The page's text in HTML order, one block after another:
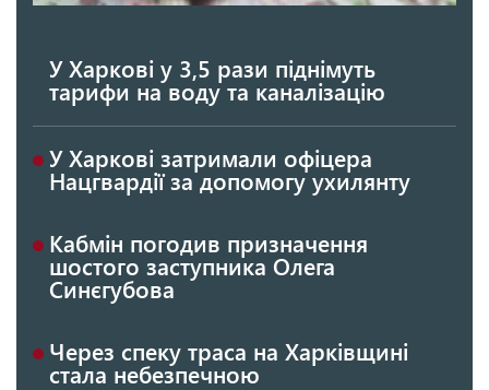
У Харкові у 3,5 рази піднімуть
тарифи на воду та каналізацію
У Харкові затримали офіцера
Нацгвардії за допомогу ухилянту
Кабмін погодив призначення
шостого заступника Олега
Синєгубова
Через спеку траса на Харківщині
стала небезпечною